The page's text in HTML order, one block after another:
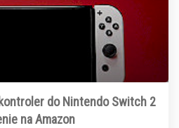
do Nintendo Switch 2
na Amazon